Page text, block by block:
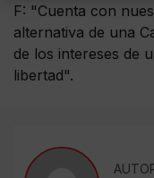
F: "Cuenta con
alternativa de una
de los intereses de
libertad".